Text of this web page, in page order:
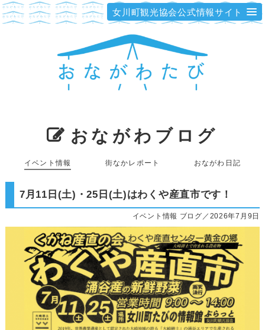
女川町観光協会公式情報サイト
おながわブログ
イベント情報 街なかレポート おながわ日記
7月11日(土)・25日(土)はわくや産直市です！
イベント情報 ブログ／2026年7月9日